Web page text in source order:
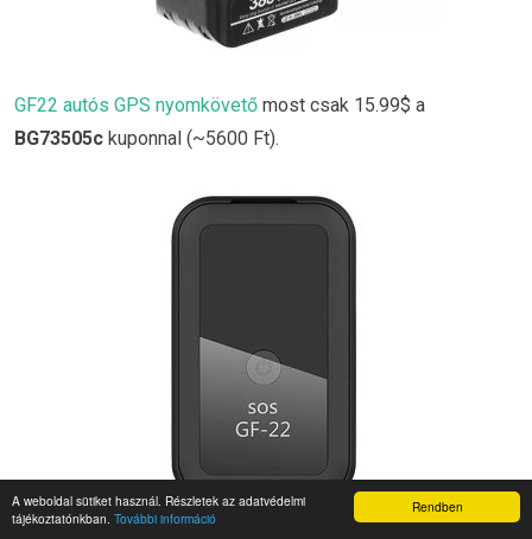
Rendben
A weboldal sütiket használ. Részletek az adatvédelmi
tájékoztatónkban. További információ
GF22 autós GPS nyomkövető most csak 15.99$ a
BG73505c kuponnal (~5600 Ft).